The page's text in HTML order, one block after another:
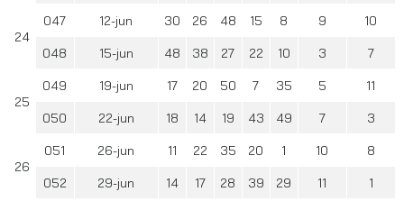
24
047 12-jun 30 26 48 15 8 9 10
048 15-jun 48 38 27 22 10 3 7
25
049 19-jun 17 20 50 7 35 5 11
050 22-jun 18 14 19 43 49 7 3
26
051 26-jun 11 22 35 20 1 10 8
052 29-jun 14 17 28 39 29 11 1